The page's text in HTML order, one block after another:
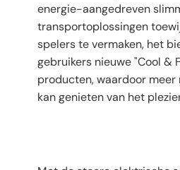
energie-aangedreven
transportoplossingen
spelers te vermaken, het
gebruikers nieuwe "Cool &
producten, waardoor meer
kan genieten van het